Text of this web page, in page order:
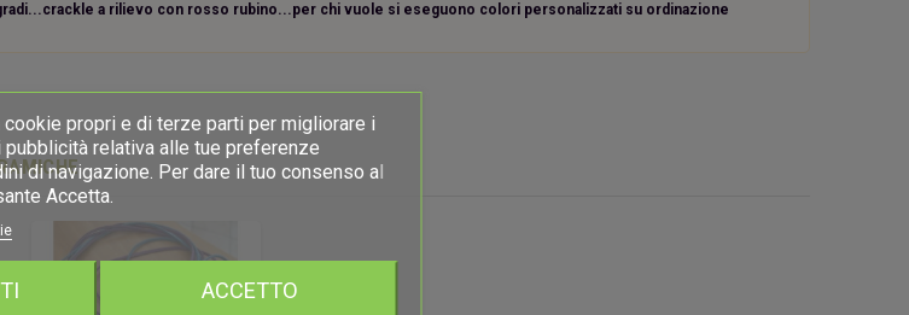
a rilievo con rosso rubino...per chi vuole si eseguono colori personalizzati su ordinazione
propri e di terze parti per migliorare i
relativa alle tue preferenze
di navigazione. Per dare il tuo consenso al
Accetta.
ACCETTO